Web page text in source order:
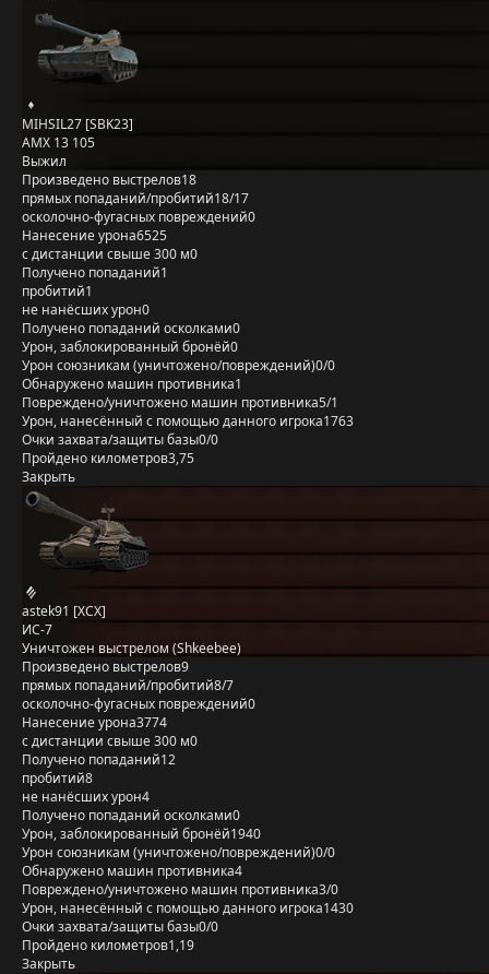
MIHSIL27 [SBK23]
AMX 13 105
Выжил
Произведено выстрелов18
прямых попаданий/пробитий18/17
осколочно-фугасных повреждений0
Нанесение урона6525
с дистанции свыше 300 м0
Получено попаданий1
пробитий1
не нанёсших урон0
Получено попаданий осколками0
Урон, заблокированный бронёй0
Урон союзникам (уничтожено/повреждений)0/0
Обнаружено машин противника1
Повреждено/уничтожено машин противника5/1
Урон, нанесённый с помощью данного игрока1763
Очки захвата/защиты базы0/0
Пройдено километров3,75
Закрыть
astek91 [XCX]
ИС-7
Уничтожен выстрелом (Shkeebee)
Произведено выстрелов9
прямых попаданий/пробитий8/7
осколочно-фугасных повреждений0
Нанесение урона3774
с дистанции свыше 300 м0
Получено попаданий12
пробитий8
не нанёсших урон4
Получено попаданий осколками0
Урон, заблокированный бронёй1940
Урон союзникам (уничтожено/повреждений)0/0
Обнаружено машин противника4
Повреждено/уничтожено машин противника3/0
Урон, нанесённый с помощью данного игрока1430
Очки захвата/защиты базы0/0
Пройдено километров1,19
Закрыть